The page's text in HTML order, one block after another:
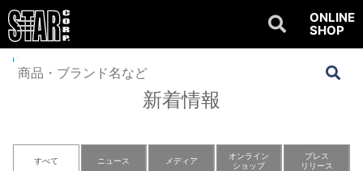
ONLINE
SHOP
Home
新着情報
すべて ニュース メディア
オンライン
ショップ
プレス
リリース